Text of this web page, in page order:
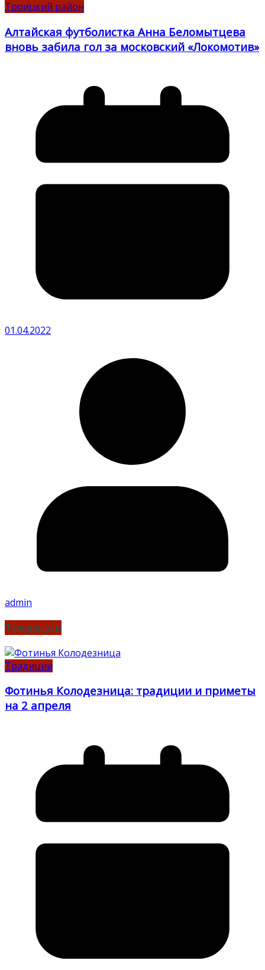
Троицкий район
Алтайская футболистка Анна Беломытцева
вновь забила гол за московский «Локомотив»
01.04.2022
admin
Традиции
Традиции
Фотинья Колодезница: традиции и приметы
на 2 апреля